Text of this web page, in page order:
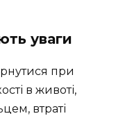
уваги
при
в животі,
втраті